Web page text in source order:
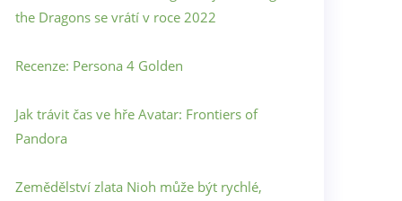
the Dragons se vrátí v roce 2022
Recenze: Persona 4 Golden
Jak trávit čas ve hře Avatar: Frontiers of
Pandora
Zemědělství zlata Nioh může být rychlé,